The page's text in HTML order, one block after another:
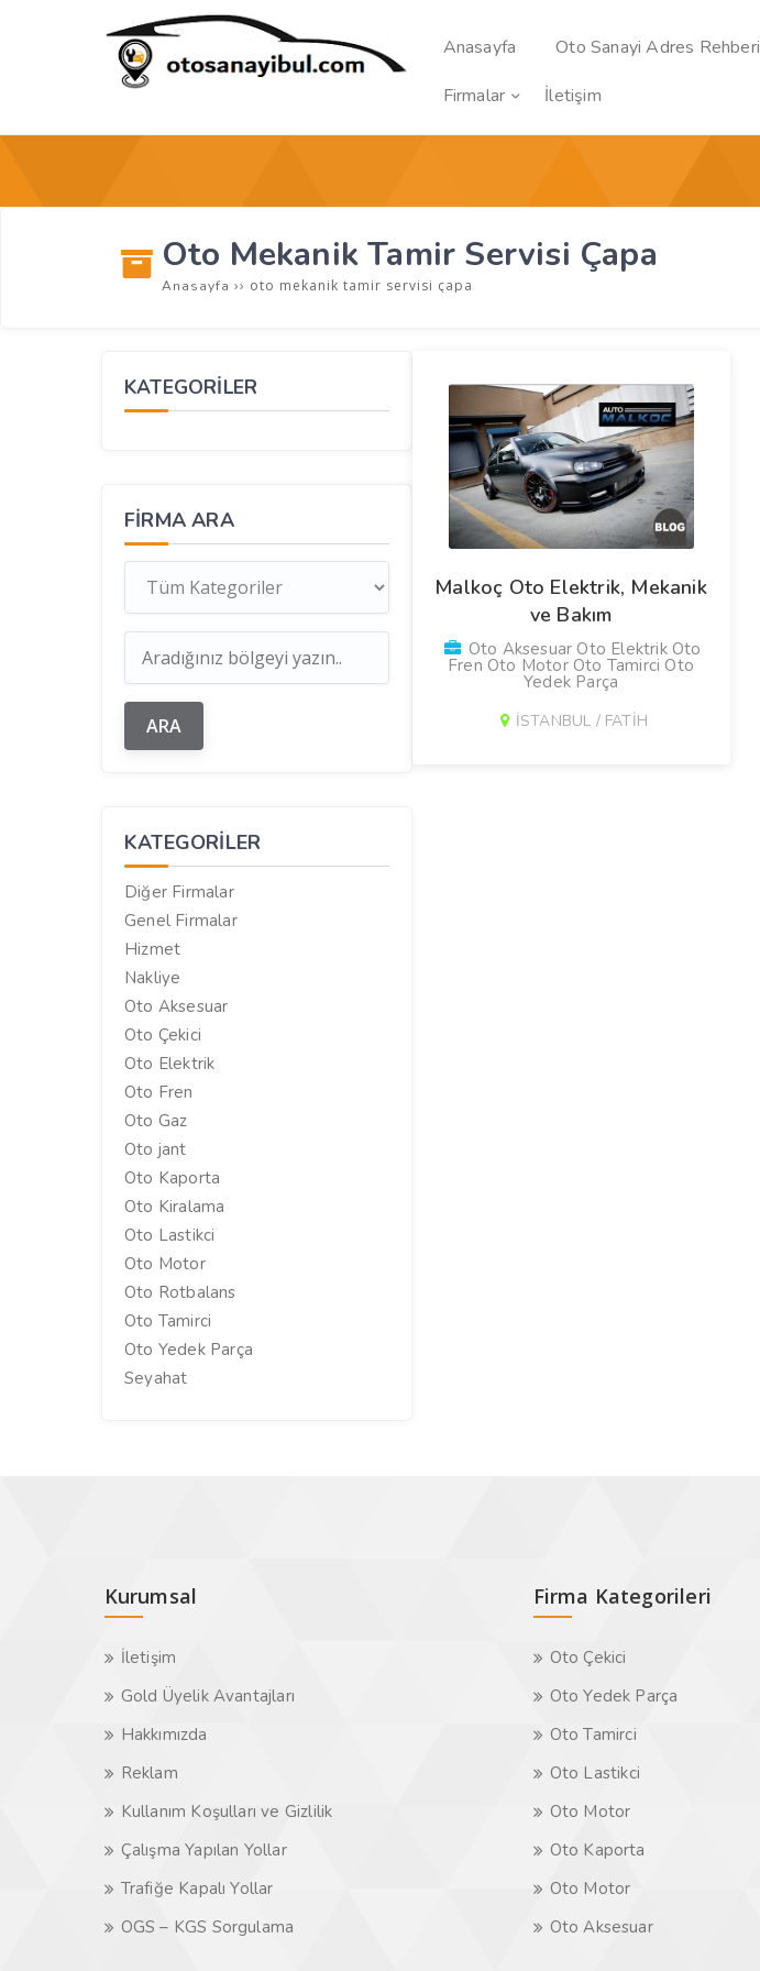
Anasayfa Oto Sanayi Adres Rehberi
Firmalar
İletişim
Oto Mekanik Tamir Servisi Çapa
Anasayfa ›› oto mekanik tamir servisi çapa
KATEGORİLER
FIRMA ARA
KATEGORILER
Diğer Firmalar
Genel Firmalar
Hizmet
Nakliye
Oto Aksesuar
Oto Çekici
Oto Elektrik
Oto Fren
Oto Gaz
Oto jant
Oto Kaporta
Oto Kiralama
Oto Lastikci
Oto Motor
Oto Rotbalans
Oto Tamirci
Oto Yedek Parça
Seyahat
Malkoç Oto Elektrik, Mekanik
ve Bakım
Oto Aksesuar Oto Elektrik Oto
Fren Oto Motor Oto Tamirci Oto
Yedek Parça
İSTANBUL / FATİH
Kurumsal
İletişim
Gold Üyelik Avantajları
Hakkımızda
Reklam
Kullanım Koşulları ve Gizlilik
Çalışma Yapılan Yollar
Trafiğe Kapalı Yollar
OGS – KGS Sorgulama
Firma Kategorileri
Oto Çekici
Oto Yedek Parça
Oto Tamirci
Oto Lastikci
Oto Motor
Oto Kaporta
Oto Motor
Oto Aksesuar